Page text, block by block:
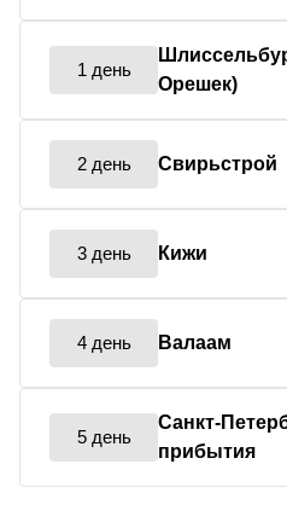
1 день
Орешек)
2 день Свирьстрой
3 день Кижи
4 день Валаам
5 день
Санкт-
прибытия